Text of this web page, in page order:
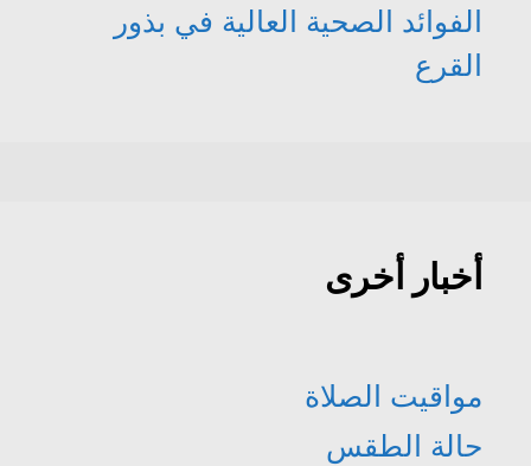
الفوائد الصحية العالية في بذور
القرع
أخبار أخرى
مواقيت الصلاة
حالة الطقس